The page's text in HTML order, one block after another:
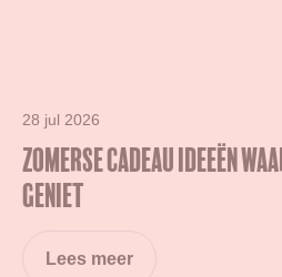
28 jul 2026
Zomerse cadeau ideeën
geniet
Lees meer